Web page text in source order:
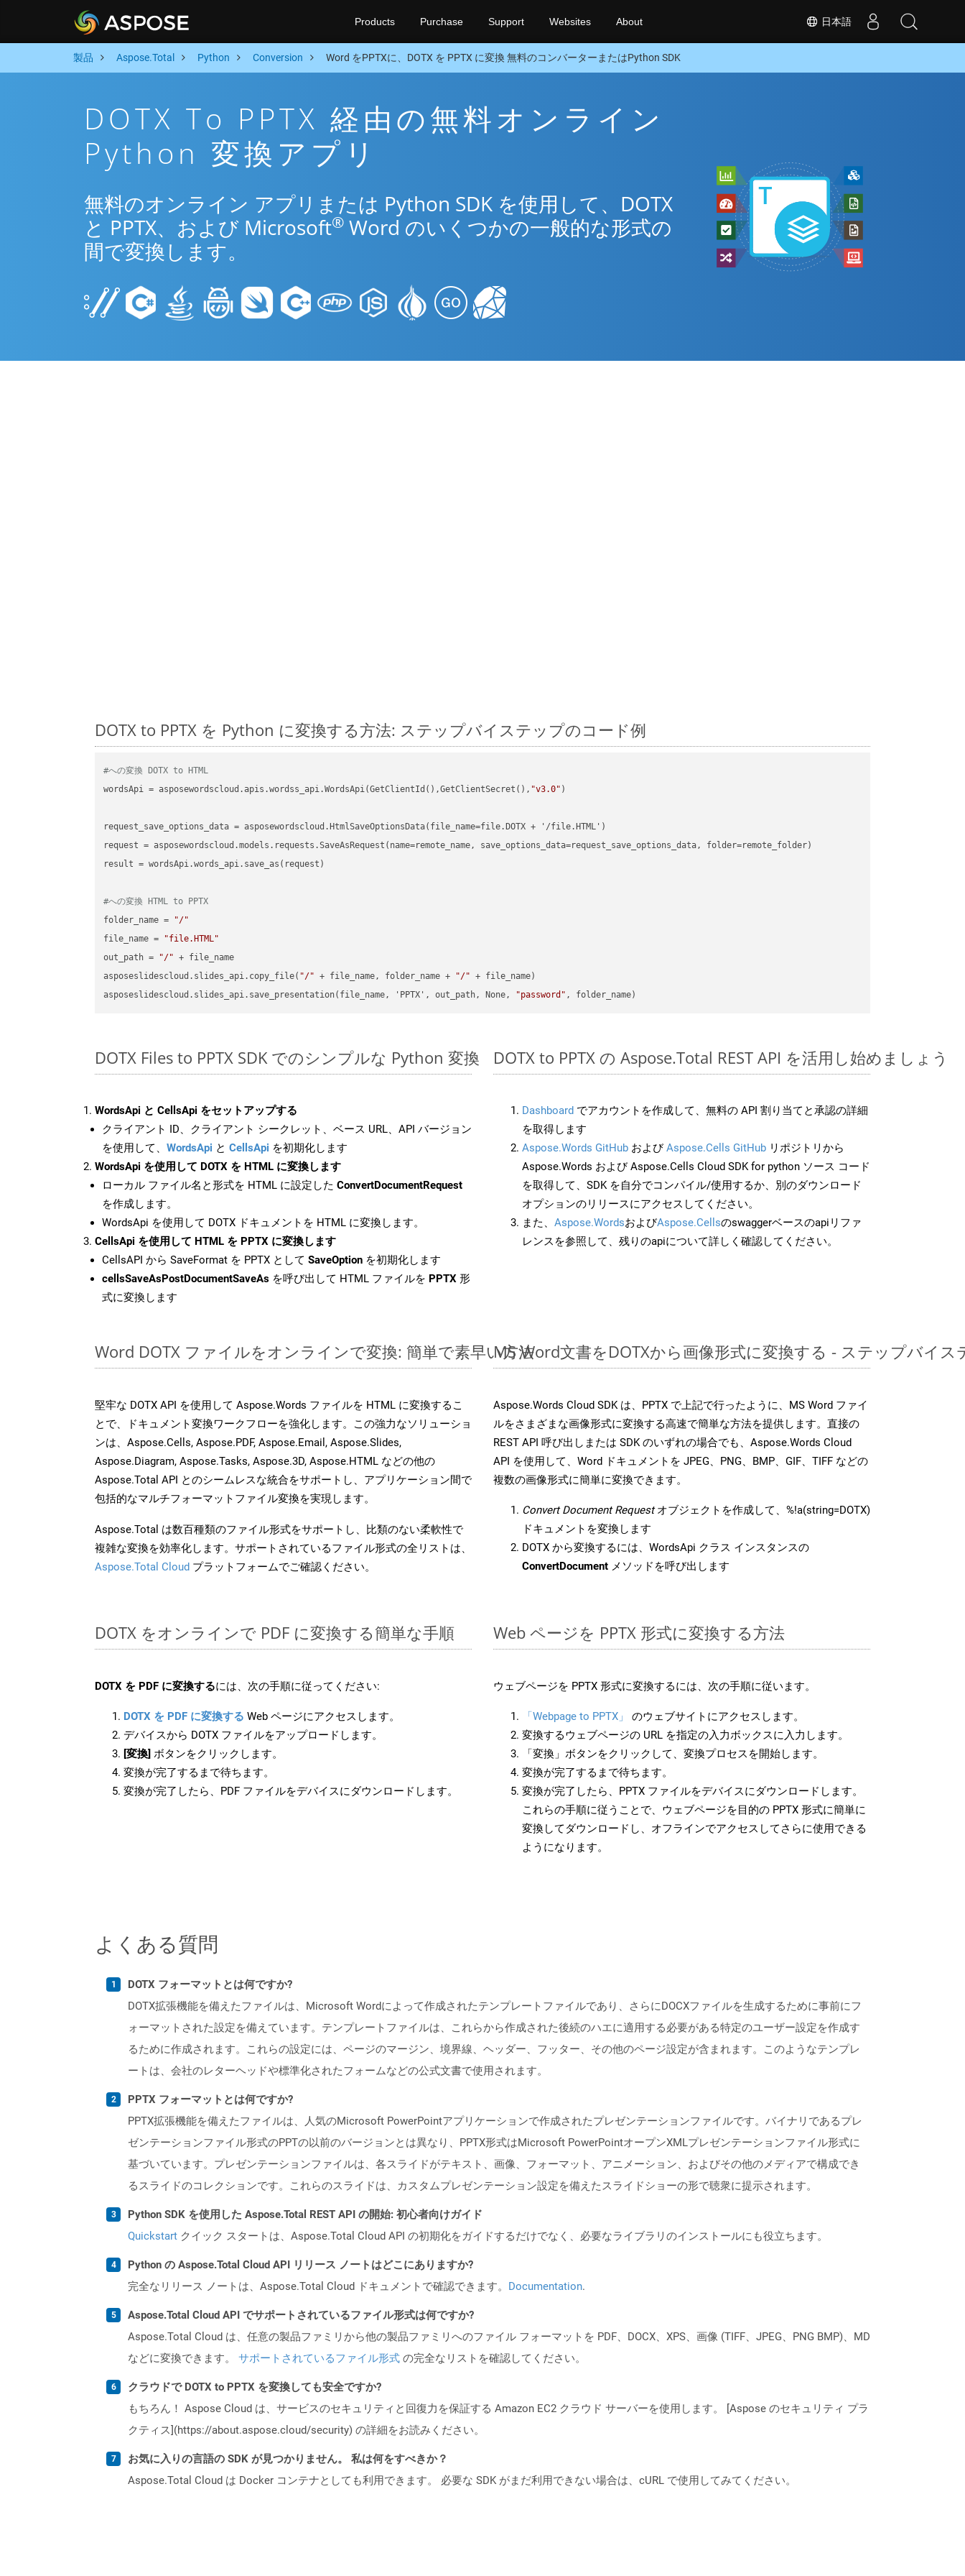
日本語
Products Purchase Support Websites About
製品 Aspose.Total Python Conversion Word をPPTXに、DOTX を PPTX に変換 無料のコンバーターまたはPython SDK
DOTX To PPTX 経由の無料オンライン
Python 変換アプリ
無料のオンライン アプリまたは Python SDK を使用して、DOTX
と PPTX、および Microsoft® Word のいくつかの一般的な形式の
間で変換します。
DOTX to PPTX を Python に変換する方法: ステップバイステップのコード例
#への変換 DOTX to HTML
wordsApi = asposewordscloud.apis.wordss_api.WordsApi(GetClientId(),GetClientSecret(), "v3.0" )
request_save_options_data = asposewordscloud.HtmlSaveOptionsData(file_name=file.DOTX + '/file.HTML')
request = asposewordscloud.models.requests.SaveAsRequest(name=remote_name, save_options_data=request_save_options_data, folder=remote_folder)
result = wordsApi.words_api.save_as(request)
#への変換 HTML to PPTX
folder_name =
"/"
file_name =
"file.HTML"
out_path =
"/" + file_name
asposeslidescloud.slides_api.copy_file( "/" + file_name, folder_name + "/" + file_name)
asposeslidescloud.slides_api.save_presentation(file_name, 'PPTX', out_path, None,
"password"
DOTX Files to PPTX SDK でのシンプルな Python 変換
WordsApi と CellsApi をセットアップする
クライアント ID、クライアント シークレット、ベース URL、API バージョン
を使用して、 WordsApi と CellsApi を初期化します
WordsApi を使用して DOTX を HTML に変換します
ローカル ファイル名と形式を HTML に設定した ConvertDocumentRequest
を作成します。
WordsApi を使用して DOTX ドキュメントを HTML に変換します。
CellsApi を使用して HTML を PPTX に変換します
CellsAPI から SaveFormat を PPTX として SaveOption を初期化します
cellsSaveAsPostDocumentSaveAs を呼び出して HTML ファイルを PPTX 形
式に変換します
DOTX to PPTX の Aspose.Total REST API を活用し始めましょう
Dashboard でアカウントを作成して、無料の API 割り当てと承認の詳細
を取得します
Aspose.Words GitHub およびAspose.Cells GitHub リポジトリから
Aspose.Words および Aspose.Cells Cloud SDK for python ソース コード
を取得して、SDK を自分でコンパイル/使用するか、別のダウンロード
オプションのリリースにアクセスしてください。
また、 Aspose.WordsおよびAspose.Cellsのswaggerベースのapiリファ
レンスを参照して、残りのapiについて詳しく確認してください。
Word DOTX ファイルをオンラインで変換: 簡単で素早い方法
堅牢な DOTX API を使用して Aspose.Words ファイルを HTML に変換するこ
とで、ドキュメント変換ワークフローを強化します。この強力なソリューショ
ンは、Aspose.Cells, Aspose.PDF, Aspose.Email, Aspose.Slides,
Aspose.Diagram, Aspose.Tasks, Aspose.3D, Aspose.HTML などの他の
Aspose.Total API とのシームレスな統合をサポートし、アプリケーション間で
包括的なマルチフォーマットファイル変換を実現します。
Aspose.Total は数百種類のファイル形式をサポートし、比類のない柔軟性で
複雑な変換を効率化します。サポートされているファイル形式の全リストは、
Aspose.Total Cloud プラットフォームでご確認ください。
MS Word文書をDOTXから画像形式に変換する - ステップバイス
Aspose.Words Cloud SDK は、PPTX で上記で行ったように、MS Word ファイ
ルをさまざまな画像形式に変換する高速で簡単な方法を提供します。直接の
REST API 呼び出しまたは SDK のいずれの場合でも、Aspose.Words Cloud
API を使用して、Word ドキュメントを JPEG、PNG、BMP、GIF、TIFF などの
複数の画像形式に簡単に変換できます。
Convert Document Requestオブジェクトを作成して、%!a(string=DOTX)
ドキュメントを変換します
DOTX から変換するには、WordsApi クラス インスタンスの
ConvertDocument メソッドを呼び出します
DOTX をオンラインで PDF に変換する簡単な手順
DOTX を PDF に変換するには、次の手順に従ってください:
DOTX を PDF に変換する Web ページにアクセスします。
デバイスから DOTX ファイルをアップロードします。
[変換] ボタンをクリックします。
変換が完了するまで待ちます。
変換が完了したら、PDF ファイルをデバイスにダウンロードします。
Web ページを PPTX 形式に変換する方法
ウェブページを PPTX 形式に変換するには、次の手順に従います。
「Webpage to PPTX」
のウェブサイトにアクセスします。
変換するウェブページの URL を指定の入力ボックスに入力します。
「変換」ボタンをクリックして、変換プロセスを開始します。
変換が完了するまで待ちます。
変換が完了したら、PPTX ファイルをデバイスにダウンロードします。
これらの手順に従うことで、ウェブページを目的の PPTX 形式に簡単に
変換してダウンロードし、オフラインでアクセスしてさらに使用できる
ようになります。
よくある質問
DOTX フォーマットとは何ですか?
DOTX拡張機能を備えたファイルは、Microsoft Wordによって作成されたテンプレートファイルであり、さらにDOCXファイルを生成するために事前にフ
ォーマットされた設定を備えています。テンプレートファイルは、これらから作成された後続のハエに適用する必要がある特定のユーザー設定を作成す
るために作成されます。これらの設定には、ページのマージン、境界線、ヘッダー、フッター、その他のページ設定が含まれます。このようなテンプレ
ートは、会社のレターヘッドや標準化されたフォームなどの公式文書で使用されます。
PPTX フォーマットとは何ですか?
PPTX拡張機能を備えたファイルは、人気のMicrosoft PowerPointアプリケーションで作成されたプレゼンテーションファイルです。バイナリであるプレ
ゼンテーションファイル形式のPPTの以前のバージョンとは異なり、PPTX形式はMicrosoft PowerPointオープンXMLプレゼンテーションファイル形式に
基づいています。プレゼンテーションファイルは、各スライドがテキスト、画像、フォーマット、アニメーション、およびその他のメディアで構成でき
るスライドのコレクションです。これらのスライドは、カスタムプレゼンテーション設定を備えたスライドショーの形で聴衆に提示されます。
Python SDK を使用した Aspose.Total REST API の開始: 初心者向けガイド
Quickstart クイック スタートは、Aspose.Total Cloud API の初期化をガイドするだけでなく、必要なライブラリのインストールにも役立ちます。
Python の Aspose.Total Cloud API リリース ノートはどこにありますか?
完全なリリース ノートは、Aspose.Total Cloud ドキュメントで確認できます。 Documentation.
Aspose.Total Cloud API でサポートされているファイル形式は何ですか?
Aspose.Total Cloud は、任意の製品ファミリから他の製品ファミリへのファイル フォーマットを PDF、DOCX、XPS、画像 (TIFF、JPEG、PNG BMP)、MD
などに変換できます。 サポートされているファイル形式 の完全なリストを確認してください。
クラウドで DOTX to PPTX を変換しても安全ですか?
もちろん！ Aspose Cloud は、サービスのセキュリティと回復力を保証する Amazon EC2 クラウド サーバーを使用します。 [Aspose のセキュリティ プラ
クティス](https://about.aspose.cloud/security) の詳細をお読みください。
お気に入りの言語の SDK が見つかりません。 私は何をすべきか？
Aspose.Total Cloud は Docker コンテナとしても利用できます。 必要な SDK がまだ利用できない場合は、cURL で使用してみてください。